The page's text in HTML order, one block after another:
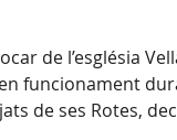
de l’església
funcionament
de ses Rotes,